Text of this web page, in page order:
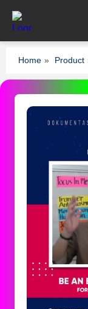
Home » Product